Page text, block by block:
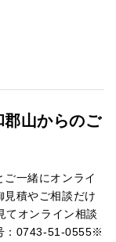
郡山からのご
一緒にオンライ
見積やご相談だけ
てオンライン相談
：0743-51-0555※